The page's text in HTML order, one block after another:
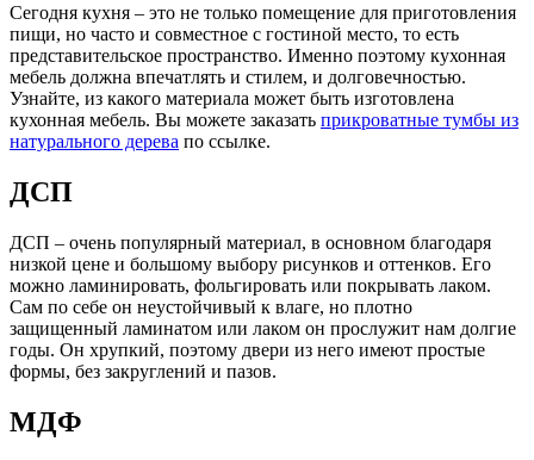
Сегодня кухня – это не только помещение для приготовления
пищи, но часто и совместное с гостиной место, то есть
представительское пространство. Именно поэтому кухонная
мебель должна впечатлять и стилем, и долговечностью.
Узнайте, из какого материала может быть изготовлена
кухонная мебель. Вы можете заказать прикроватные тумбы из
натурального дерева по ссылке.
ДСП
ДСП – очень популярный материал, в основном благодаря
низкой цене и большому выбору рисунков и оттенков. Его
можно ламинировать, фольгировать или покрывать лаком.
Сам по себе он неустойчивый к влаге, но плотно
защищенный ламинатом или лаком он прослужит нам долгие
годы. Он хрупкий, поэтому двери из него имеют простые
формы, без закруглений и пазов.
МДФ